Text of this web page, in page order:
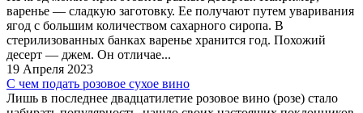
варенье — сладкую заготовку. Ее получают путем уваривания
ягод с большим количеством сахарного сиропа. В
стерилизованных банках варенье хранится год. Похожий
десерт — джем. Он отличае...
19 Апреля 2023
С чем подать розовое сухое вино
Лишь в последнее двадцатилетие розовое вино (розе) стало